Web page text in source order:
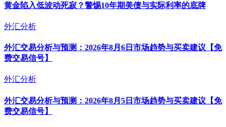
黄金陷入低波动死寂？警惕10年期美债与实际利率的底牌
外汇分析
外汇交易分析与预测：2026年8月6日市场趋势与买卖建议【免
费交易信号】
外汇分析
外汇交易分析与预测：2026年8月5日市场趋势与买卖建议【免
费交易信号】